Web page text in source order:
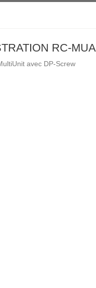
RC-MUA
avec DP-Screw